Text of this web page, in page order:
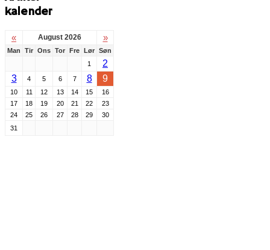
kalender
« August 2026 »
Man Tir Ons Tor Fre Lør Søn
1
2
3
4 5 6 7 8 9
10 11 12 13 14 15
16
17
18 19 20 21 22
23
24
25 26 27 28 29
30
31